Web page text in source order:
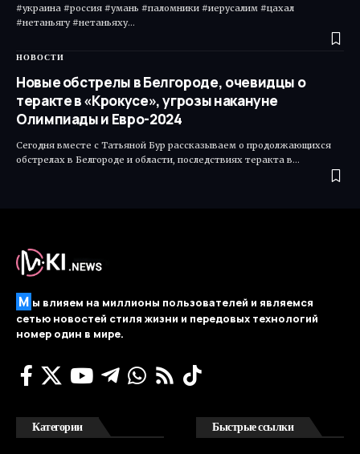
#украина #россия #умань #паломники #иерусалим #цахал
#нетаньягу #нетаньяху…
НОВОСТИ
Новые обстрелы в Белгороде, очевидцы о
теракте в «Крокусе», угрозы накануне
Олимпиады и Евро-2024
Сегодня вместе с Татьяной Бур рассказываем о продолжающихся
обстрелах в Белгороде и области, последствиях теракта в…
М ы влияем на миллионы пользователей и являемся
сетью новостей стиля жизни и передовых технологий
номер один в мире.
Категории Быстрые ссылки